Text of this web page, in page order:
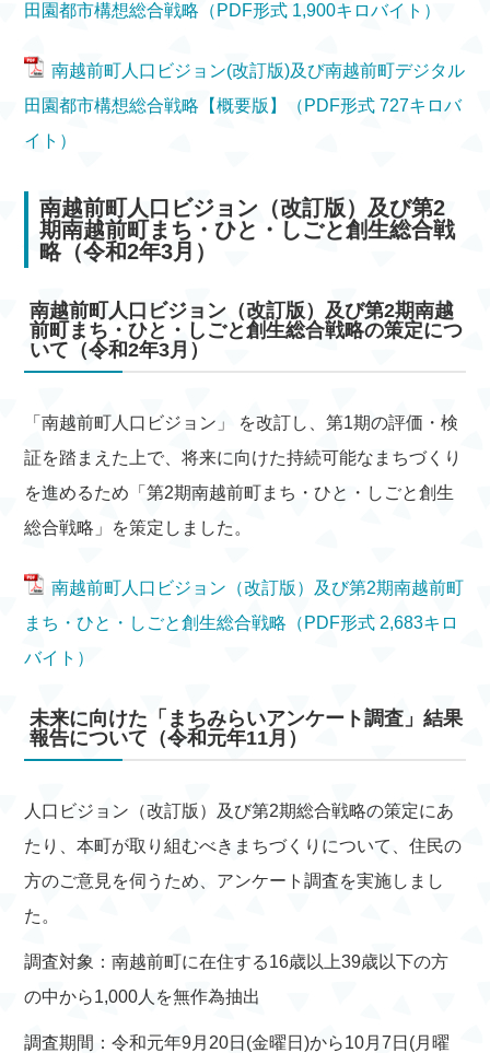
田園都市構想総合戦略（PDF形式 1,900キロバイト）
南越前町人口ビジョン(改訂版)及び南越前町デジタル
田園都市構想総合戦略【概要版】（PDF形式 727キロバ
イト）
南越前町人口ビジョン（改訂版）及び第2
期南越前町まち・ひと・しごと創生総合戦
略（令和2年3月）
南越前町人口ビジョン（改訂版）及び第2期南越
前町まち・ひと・しごと創生総合戦略の策定につ
いて（令和2年3月）
「南越前町人口ビジョン」 を改訂し、第1期の評価・検
証を踏まえた上で、将来に向けた持続可能なまちづくり
を進めるため「第2期南越前町まち・ひと・しごと創生
総合戦略」を策定しました。
南越前町人口ビジョン（改訂版）及び第2期南越前町
まち・ひと・しごと創生総合戦略（PDF形式 2,683キロ
バイト）
未来に向けた「まちみらいアンケート調査」結果
報告について（令和元年11月）
人口ビジョン（改訂版）及び第2期総合戦略の策定にあ
たり、本町が取り組むべきまちづくりについて、住民の
方のご意見を伺うため、アンケート調査を実施しまし
た。
調査対象：南越前町に在住する16歳以上39歳以下の方
の中から1,000人を無作為抽出
調査期間：令和元年9月20日(金曜日)から10月7日(月曜